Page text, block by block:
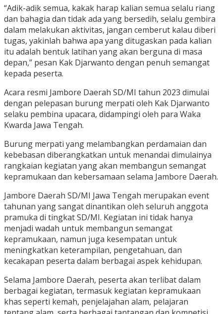
“Adik-adik semua, kakak harap kalian semua selalu riang
dan bahagia dan tidak ada yang bersedih, selalu gembira
dalam melakukan aktivitas, jangan cemberut kalau diberi
tugas, yakinlah bahwa apa yang ditugaskan pada kalian
itu adalah bentuk latihan yang akan berguna di masa
depan,” pesan Kak Djarwanto dengan penuh semangat
kepada peserta.
Acara resmi Jambore Daerah SD/MI tahun 2023 dimulai
dengan pelepasan burung merpati oleh Kak Djarwanto
selaku pembina upacara, didampingi oleh para Waka
Kwarda Jawa Tengah.
Burung merpati yang melambangkan perdamaian dan
kebebasan diberangkatkan untuk menandai dimulainya
rangkaian kegiatan yang akan membangun semangat
kepramukaan dan kebersamaan selama Jambore Daerah.
Jambore Daerah SD/MI Jawa Tengah merupakan event
tahunan yang sangat dinantikan oleh seluruh anggota
pramuka di tingkat SD/MI. Kegiatan ini tidak hanya
menjadi wadah untuk membangun semangat
kepramukaan, namun juga kesempatan untuk
meningkatkan keterampilan, pengetahuan, dan
kecakapan peserta dalam berbagai aspek kehidupan.
Selama Jambore Daerah, peserta akan terlibat dalam
berbagai kegiatan, termasuk kegiatan kepramukaan
khas seperti kemah, penjelajahan alam, pelajaran